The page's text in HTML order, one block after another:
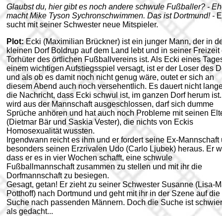
Glaubst du, hier gibt es noch andere schwule Fußballer? -
macht Mike Tyson Sychronschwimmen. Das ist Dortmund! -
sucht mit seiner Schwester neue Mitspieler.
Plot:Ecki (Maximilian Brückner) ist ein junger Mann, der in
kleinen Dorf Boldrup auf dem Land lebt und in seiner Freizeit
Torhüter des örtlichen Fußballvereins ist. Als Ecki eines
einem wichtigen Aufstiegsspiel versagt, ist er der Loser des
und als ob es damit noch nicht genug wäre, outet er sich an
diesem Abend auch noch versehentlich. Es dauert nicht
die Nachricht, dass Ecki schwul ist, im ganzen Dorf herum
wird aus der Mannschaft ausgeschlossen, darf sich dumme
Sprüche anhören und hat auch noch Probleme mit seinen
(Dietmar Bär und Saskia Vester), die nichts von Eckis
Homosexualität wussten.
Irgendwann reicht es ihm und er fordert seine Ex-Mannschaft
besonders seinen Erzrivalen Udo (Carlo Ljubek) heraus. Er
dass er es in vier Wochen schafft, eine schwule
Fußballmannschaft zusammen zu stellen und mit ihr die
Dorfmannschaft zu besiegen.
Gesagt, getan! Er zieht zu seiner Schwester Susanne (Lisa-
Potthoff) nach Dortmund und geht mit ihr in der Szene auf die
Suche nach passenden Männern. Doch die Suche ist
als gedacht...